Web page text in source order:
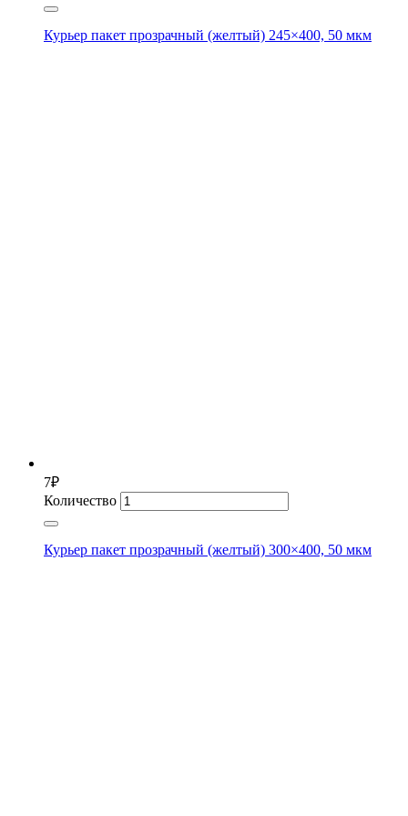
Курьер пакет прозрачный (желтый) 245×400, 50 мкм
7₽
Количество
Курьер пакет прозрачный (желтый) 300×400, 50 мкм